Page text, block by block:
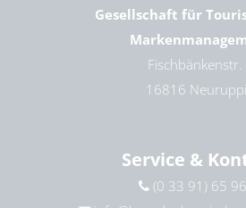
Gesellschaft für
Fischbänkenstr.
16816
Service &
(0 33 91) 65